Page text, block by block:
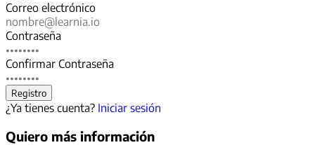
Correo electrónico
Contraseña
Confirmar Contraseña
¿Ya tienes cuenta? Iniciar sesión
Quiero más información